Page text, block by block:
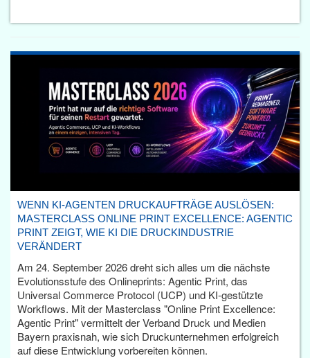
WENN KI-AGENTEN DRUCKAUFTRÄGE AUSLÖSEN:
MASTERCLASS ONLINE PRINT EXCELLENCE: AGENTIC
PRINT ZEIGT, WIE KI DIE DRUCKINDUSTRIE
VERÄNDERT
Am 24. September 2026 dreht sich alles um die nächste
Evolutionsstufe des Onlineprints: Agentic Print, das
Universal Commerce Protocol (UCP) und KI-gestützte
Workflows. Mit der Masterclass "Online Print Excellence:
Agentic Print" vermittelt der Verband Druck und Medien
Bayern praxisnah, wie sich Druckunternehmen erfolgreich
auf diese Entwicklung vorbereiten können.